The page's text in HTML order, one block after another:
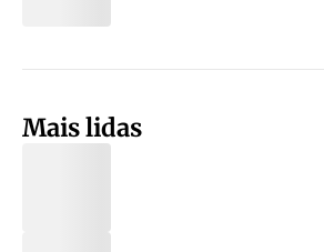
Mais lidas